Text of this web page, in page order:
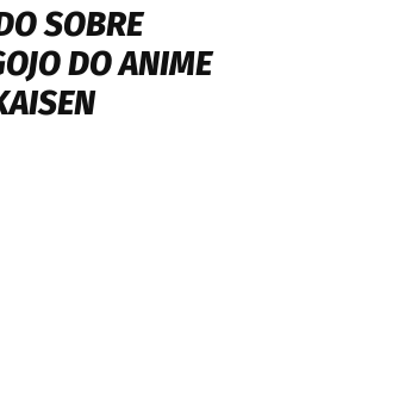
SOBRE
DO ANIME